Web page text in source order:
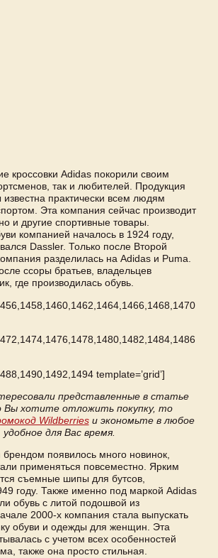
кроссовки Adidas покорили своим
так и любителей. Продукция
практически всем людям
Эта компания сейчас производит
и другие спортивные товары.
компанией началось в 1924 году,
Dassler. Только после Второй
разделилась на Adidas и Puma.
ссоры братьев, владельцев
где производилась обувь.
template=’grid’]
представленные в статье
Вы хотите отложить покупку, то
Wildberriesи экономьте в любое
удобное для Вас время.
появилось много новинок,
применяться повсеместно. Ярким
съемные шипы для бутсов,
году. Также именно под маркой Adidas
обувь с литой подошвой из
2000-х компания стала выпускать
обуви и одежды для женщин. Эта
с учетом всех особенностей
также она просто стильная.